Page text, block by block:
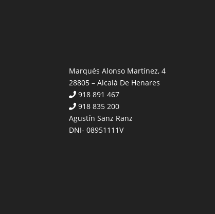
Marqués Alonso Martínez, 4
28805 – Alcalá De Henares
918 891 467
918 835 200
Agustín Sanz Ranz
DNI- 08951111V